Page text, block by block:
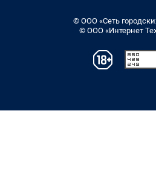
© ООО «Сеть
© ООО «Интернет